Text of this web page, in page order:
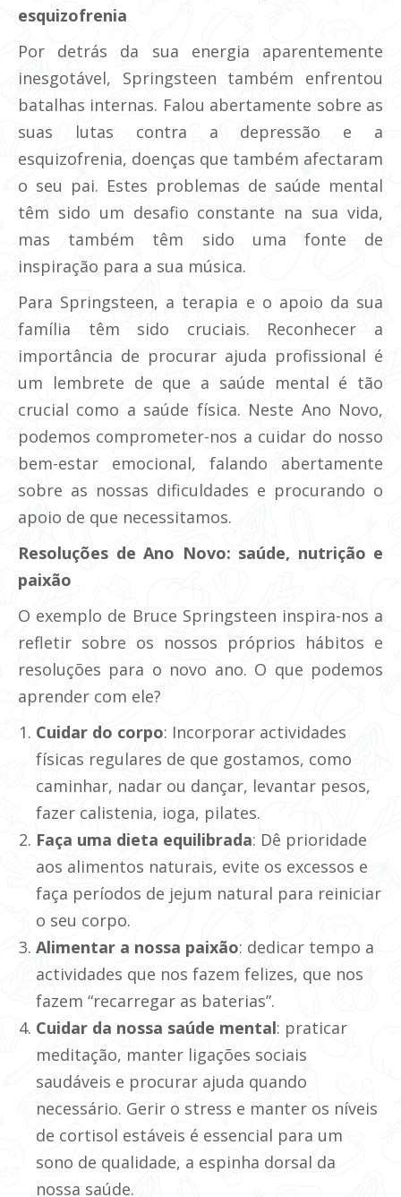
esquizofrenia
Por detrás da sua energia aparentemente
inesgotável, Springsteen também enfrentou
batalhas internas. Falou abertamente sobre as
suas lutas contra a depressão e a
esquizofrenia, doenças que também afectaram
o seu pai. Estes problemas de saúde mental
têm sido um desafio constante na sua vida,
mas também têm sido uma fonte de
inspiração para a sua música.
Para Springsteen, a terapia e o apoio da sua
família têm sido cruciais. Reconhecer a
importância de procurar ajuda profissional é
um lembrete de que a saúde mental é tão
crucial como a saúde física. Neste Ano Novo,
podemos comprometer-nos a cuidar do nosso
bem-estar emocional, falando abertamente
sobre as nossas dificuldades e procurando o
apoio de que necessitamos.
Resoluções de Ano Novo: saúde, nutrição e
paixão
O exemplo de Bruce Springsteen inspira-nos a
refletir sobre os nossos próprios hábitos e
resoluções para o novo ano. O que podemos
aprender com ele?
Cuidar do corpo: Incorporar actividades
físicas regulares de que gostamos, como
caminhar, nadar ou dançar, levantar pesos,
fazer calistenia, ioga, pilates.
Faça uma dieta equilibrada: Dê prioridade
aos alimentos naturais, evite os excessos e
faça períodos de jejum natural para reiniciar
o seu corpo.
Alimentar a nossa paixão: dedicar tempo a
actividades que nos fazem felizes, que nos
fazem “recarregar as baterias”.
Cuidar da nossa saúde mental: praticar
meditação, manter ligações sociais
saudáveis e procurar ajuda quando
necessário. Gerir o stress e manter os níveis
de cortisol estáveis é essencial para um
sono de qualidade, a espinha dorsal da
nossa saúde.